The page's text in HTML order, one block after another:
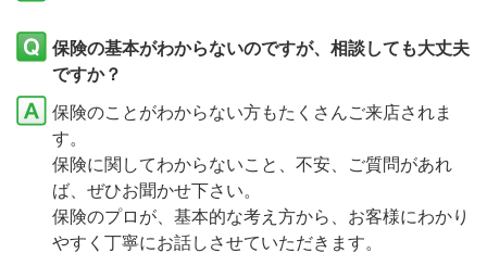
保険の基本がわからないのですが、相談しても大丈夫
ですか？
保険のことがわからない方もたくさんご来店されま
す。
保険に関してわからないこと、不安、ご質問があれ
ば、ぜひお聞かせ下さい。
保険のプロが、基本的な考え方から、お客様にわかり
やすく丁寧にお話しさせていただきます。